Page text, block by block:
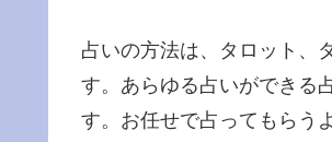
占いの方法は、タロット、
す。あらゆる占いができる
す。お任せで占ってもらう